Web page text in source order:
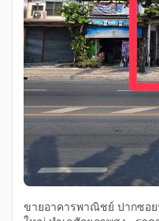
ขายอาคารพาณิชย์ ปากซอ